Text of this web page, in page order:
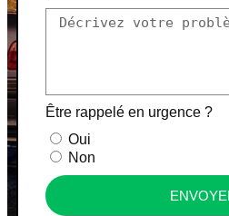
Être rappelé en urgence ?
Oui
Non